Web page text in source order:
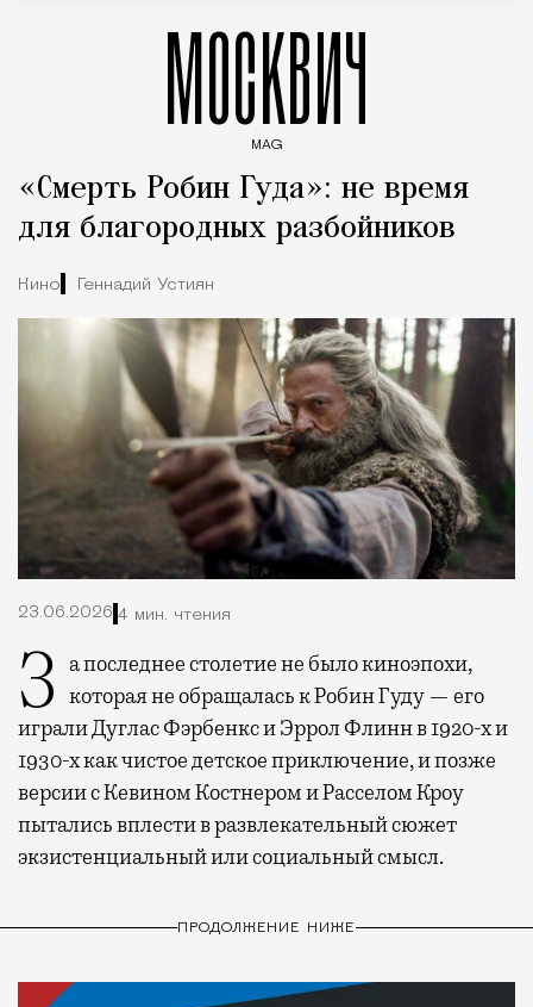
МОСКВИЧ
MAG
«Смерть Робин Гуда»: не время
для благородных разбойников
Кино Геннадий Устиян
23.06.2026 4 мин. чтения
За последнее столетие не было киноэпохи, которая не обращалась к Робин Гуду — его
играли Дуглас Фэрбенкс и Эррол Флинн в 1920-х и
1930-х как чистое детское приключение, и позже
версии с Кевином Костнером и Расселом Кроу
пытались вплести в развлекательный сюжет
экзистенциальный или социальный смысл.
ПРОДОЛЖЕНИЕ НИЖЕ